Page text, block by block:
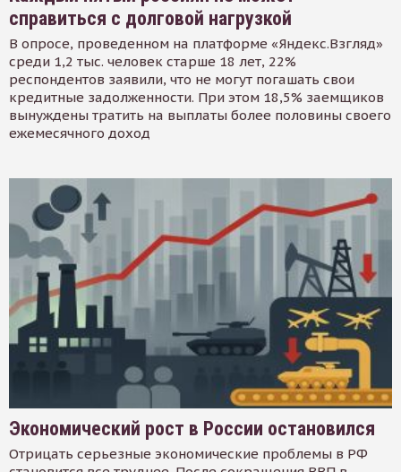
справиться с долговой нагрузкой
В опросе, проведенном на платформе «Яндекс.Взгляд»
среди 1,2 тыс. человек старше 18 лет, 22%
респондентов заявили, что не могут погашать свои
кредитные задолженности. При этом 18,5% заемщиков
вынуждены тратить на выплаты более половины своего
ежемесячного доход
Экономический рост в России остановился
Отрицать серьезные экономические проблемы в РФ